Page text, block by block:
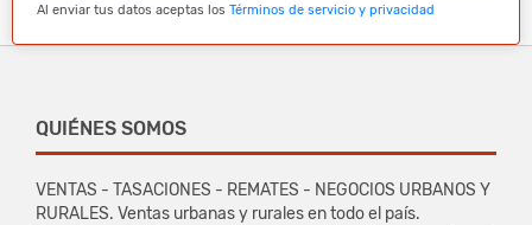
Al enviar tus datos aceptas los Términos de servicio y privacidad
QUIÉNES SOMOS
VENTAS - TASACIONES - REMATES - NEGOCIOS URBANOS Y
RURALES. Ventas urbanas y rurales en todo el país.